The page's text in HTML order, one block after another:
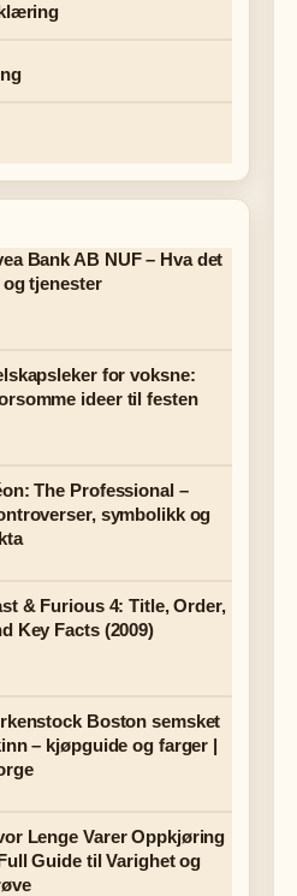
Bank AB NUF – Hva det
og tjenester
for voksne:
ideer til festen
The Professional –
symbolikk og
& Furious 4: Title, Order,
Key Facts (2009)
Boston semsket
– kjøpguide og farger |
Lenge Varer Oppkjøring
Guide til Varighet og